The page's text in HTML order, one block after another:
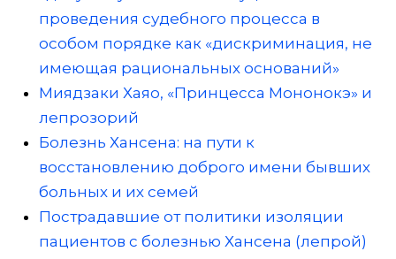
проведения судебного процесса в
особом порядке как «дискриминация, не
имеющая рациональных оснований»
Миядзаки Хаяо, «Принцесса Мононокэ» и
лепрозорий
Болезнь Хансена: на пути к
восстановлению доброго имени бывших
больных и их семей
Пострадавшие от политики изоляции
пациентов с болезнью Хансена (лепрой)